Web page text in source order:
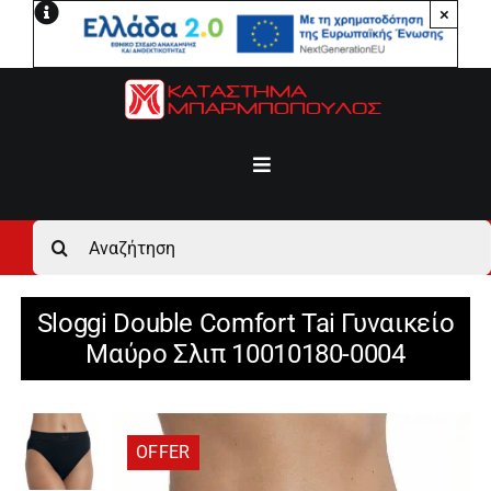
Μετάβαση
×
Toggle
Αρχική
Ανδρικά
Γυναικεία
Αγόρι
Αναζήτηση
για:
Sloggi Double Comfort Tai Γυναικείο
Μαύρο Σλιπ 10010180-0004
OFFER